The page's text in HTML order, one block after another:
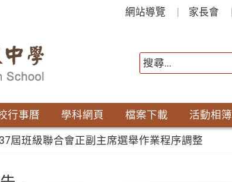
網站導覽 家長會
行事曆 學科網頁 檔案下載 活動相簿
屆班級聯合會正副主席選舉作業程序調整